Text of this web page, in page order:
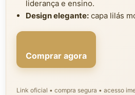
liderança e ensino.
Design elegante: capa lilás
Comprar agora
Link oficial • compra segura • acesso